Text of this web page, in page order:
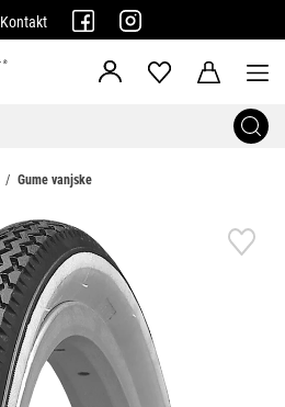
Kontakt
Gume vanjske